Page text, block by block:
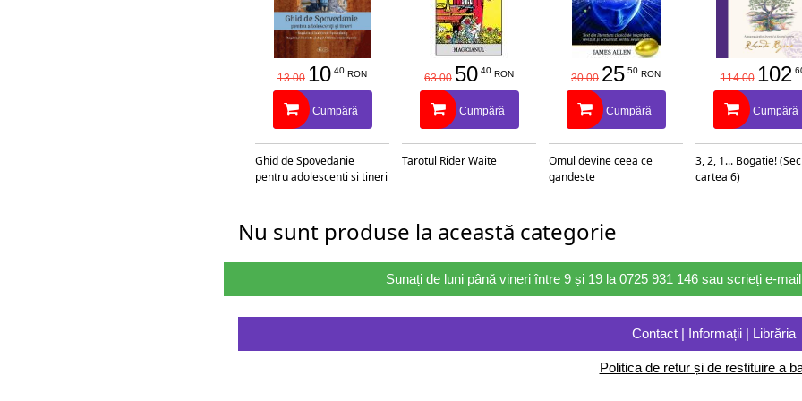
13.00 10 .40 RON
Cumpără
Ghid de Spovedanie
pentru adolescenti si tineri
63.00 50 .40 RON
Cumpără
Tarotul Rider Waite
30.00 25 .50 RON
Cumpără
Omul devine ceea ce
gandeste
114.00 102
Cumpără
3, 2, 1... Bogatie!
cartea 6)
Nu sunt produse la această categorie
Sunați de luni până vineri între 9 și 19 la 0725 931 146 sau scrieți e-
Contact | Informații | Librăria
Politica de retur și de restituire a